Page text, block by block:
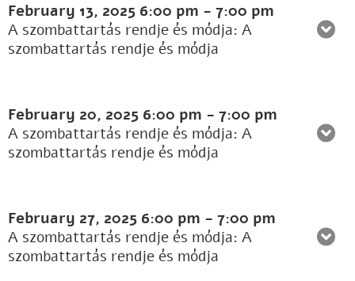
February 13, 2025 6:00 pm - 7:00 pm
A szombattartás rendje és módja: A
szombattartás rendje és módja
February 20, 2025 6:00 pm - 7:00 pm
A szombattartás rendje és módja: A
szombattartás rendje és módja
February 27, 2025 6:00 pm - 7:00 pm
A szombattartás rendje és módja: A
szombattartás rendje és módja